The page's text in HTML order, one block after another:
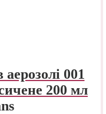
001
200 мл